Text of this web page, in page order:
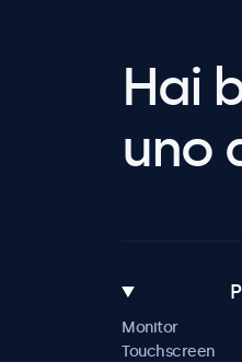
Hai
uno
Monitor
Touchscreen